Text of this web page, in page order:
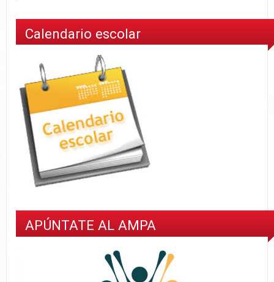
Calendario escolar
APÚNTATE AL AMPA